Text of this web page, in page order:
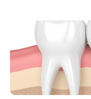
繁に何度も歯科医院
院回数を少なく・短
いう理由から、イン
ゃいます。 メリット３）自然で美しい見た目を保ちやす
見た目に仕上げるこ
かる？ 全部の歯をインプラントにするメリット インプ
ラントで全部の歯を
以下のようなメリットが挙げ
然歯に近い咬み心地を得られる イン
根）は生体親和性の
後は顎の骨としっかり結合します
ることが可能です。 ２）オールオン4（オールオンフォ
ー）の場合 オールオン４の費用相場 ・200万円〜400
万円程度 ※片顎あたりの費用相場（上顎または下顎全部
の場合） オールオン４（All-on-4、オールオンフォ
ー、オール・オン・
とあわせて、より費
プラント」について解説いたし
ラント治療にかかる費用相場と内
3本を治療する費用
す。奥歯1本あたり
す。 奥歯3本をインプラント治療する費用の主な内訳 基